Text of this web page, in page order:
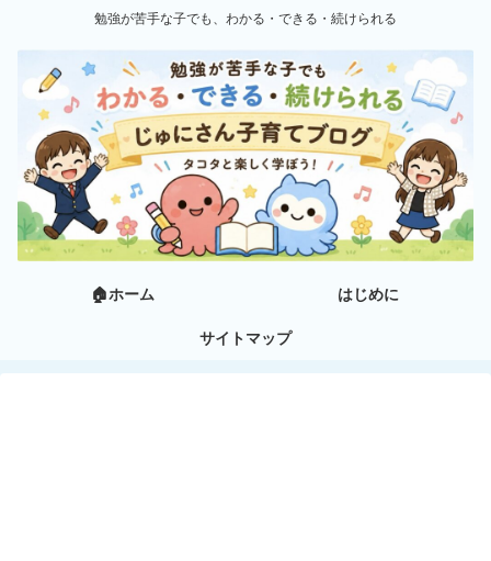
勉強が苦手な子でも、わかる・できる・続けられる
🏠ホーム はじめに
サイトマップ